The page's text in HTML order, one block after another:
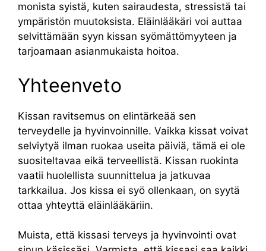
monista syistä, kuten sairaudesta, stressistä tai
ympäristön muutoksista. Eläinlääkäri voi auttaa
selvittämään syyn kissan syömättömyyteen ja
tarjoamaan asianmukaista hoitoa.
Yhteenveto
Kissan ravitsemus on elintärkeää sen
terveydelle ja hyvinvoinnille. Vaikka kissat voivat
selviytyä ilman ruokaa useita päiviä, tämä ei ole
suositeltavaa eikä terveellistä. Kissan ruokinta
vaatii huolellista suunnittelua ja jatkuvaa
tarkkailua. Jos kissa ei syö ollenkaan, on syytä
ottaa yhteyttä eläinlääkäriin.
Muista, että kissasi terveys ja hyvinvointi ovat